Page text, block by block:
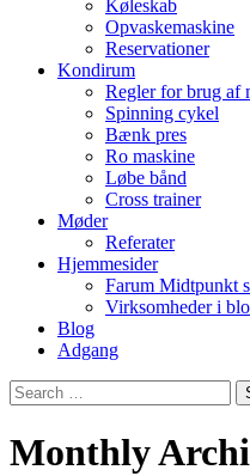
Køleskab
Opvaskemaskine
Reservationer
Kondirum
Regler for brug af
Spinning cykel
Bænk pres
Ro maskine
Løbe bånd
Cross trainer
Møder
Referater
Hjemmesider
Farum Midtpunkt
Virksomheder i
Blog
Adgang
Search
for:
Monthly